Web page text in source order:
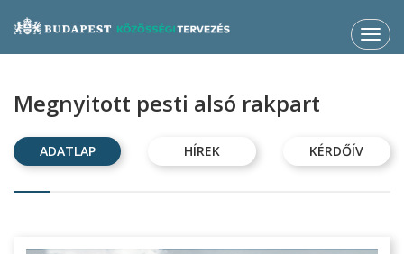
Megnyitott pesti alsó rakpart
ADATLAP HÍREK KÉRDŐÍV